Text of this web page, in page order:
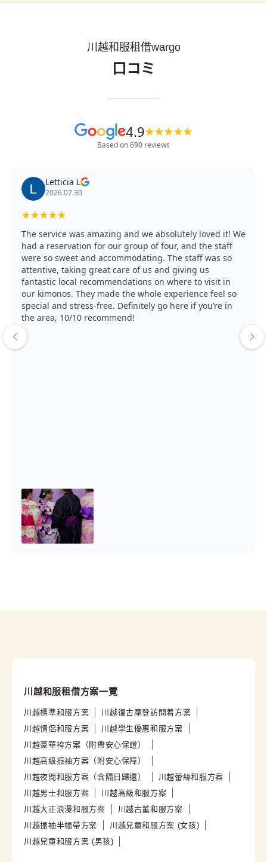
川越和服租借wargo
口コミ
4.9★★★★★
Based on 690 reviews
Letticia L
2026.07.30
★★★★★
The service was amazing and we absolutely loved it! We
had a reservation for our group of four, and the staff
were so sweet and accommodating. The staff was so
attentive, taking great care of us and giving us
fantastic local recommendations on where to visit in
our kimonos. They made the whole experience feel so
special and stress-free. Definitely go here if you’re in
the area, 10/10 recommend!
川越和服租借方案一覽
川越標準和服方案
川越復古摩登訪問着方案
川越情侶和服方案
川越學生優惠和服方案
川越豪華袴方案（附帶安心保證）
川越高級振袖方案（附安心保障）
川越夜間和服方案（含隔日歸還）
川越蕾絲和服方案
川越男士和服方案
川越高級和服方案
川越大正浪漫和服方案
川越古董和服方案
川越振袖半幅帶方案
川越兒童和服方案 (女孩)
川越兒童和服方案 (男孩)